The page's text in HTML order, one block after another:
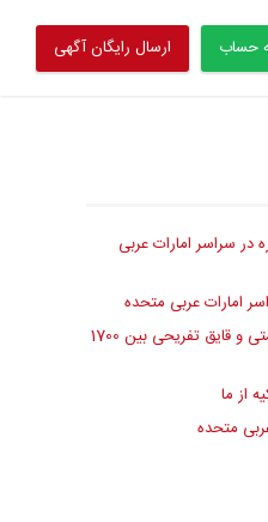
حساب ارسال رایگان آگهی
در سراسر امارات عربی
امارات عربی متحده
استخدام در عرشه کشتی و قایق تفریحی بین 1700
از ما
متحده